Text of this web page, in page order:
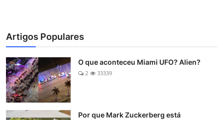
Artigos Populares
O que aconteceu Miami UFO? Alien?
2 33339
Por que Mark Zuckerberg está